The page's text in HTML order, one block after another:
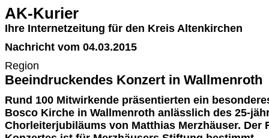
AK-Kurier
Ihre Internetzeitung für den Kreis Altenkirchen
Nachricht vom 04.03.2015
Region
Beeindruckendes Konzert in Wallmenroth
Rund 100 Mitwirkende präsentierten ein
Bosco Kirche in Wallmenroth anlässlich des 25-
Chorleiterjubiläums von Matthias Merzhäuser. Der